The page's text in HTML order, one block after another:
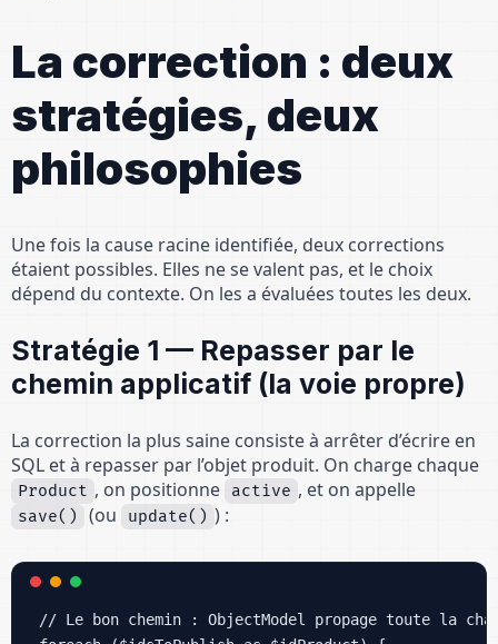
La correction : deux
stratégies, deux
philosophies
Une fois la cause racine identifiée, deux corrections
étaient possibles. Elles ne se valent pas, et le choix
dépend du contexte. On les a évaluées toutes les deux.
Stratégie 1 — Repasser par le
chemin applicatif (la voie propre)
La correction la plus saine consiste à arrêter d’écrire en
SQL et à repasser par l’objet produit. On charge chaque
Product , on positionne active , et on appelle
save() (ou update() ) :
// Le bon chemin : ObjectModel propage toute la